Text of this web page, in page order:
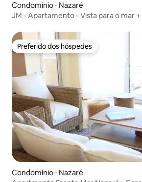
Condomínio ⋅ Nazaré
JM - Apartamento - Vista para o mar +
Preferido dos hóspedes
Preferido dos hóspedes
Condomínio ⋅ Nazaré